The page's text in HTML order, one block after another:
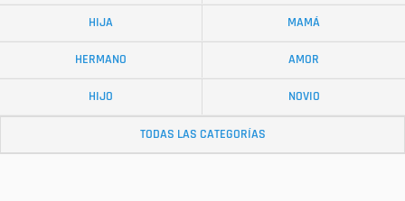
HIJA MAMÁ
HERMANO AMOR
HIJO NOVIO
TODAS LAS CATEGORÍAS